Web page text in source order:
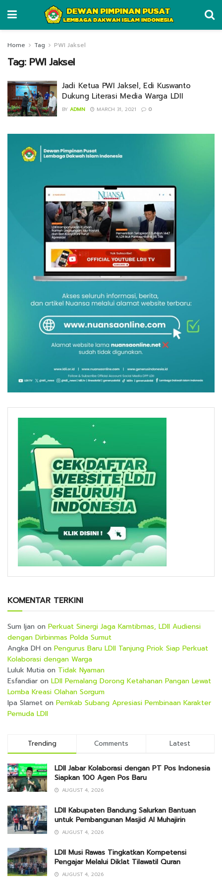
Home Tag PWI Jaksel
Tag: PWI Jaksel
Jadi Ketua PWI Jaksel, Edi Kuswanto
Dukung Literasi Media Warga LDII
BY ADMN MARCH 31, 2021 0
KOMENTAR TERKINI
Sum Ijan on Perkuat Sinergi Jaga Kamtibmas, LDII Audiensi
dengan Dirbinmas Polda Sumut
Angka DH on Pengurus Baru LDII Tanjung Priok Siap Perkuat
Kolaborasi dengan Warga
Luluk Mutia on Tidak Nyaman
Esfandiar on LDII Pemalang Dorong Ketahanan Pangan Lewat
Lomba Kreasi Olahan Sorgum
Ipa Slamet on Pemkab Subang Apresiasi Pembinaan Karakter
Pemuda LDII
Trending Comments Latest
LDII Jabar Kolaborasi dengan PT Pos Indonesia
Siapkan 100 Agen Pos Baru
AUGUST 4, 2026
LDII Kabupaten Bandung Salurkan Bantuan
untuk Pembangunan Masjid Al Muhajirin
AUGUST 4, 2026
LDII Musi Rawas Tingkatkan Kompetensi
Pengajar Melalui Diklat Tilawatil Quran
AUGUST 4, 2026